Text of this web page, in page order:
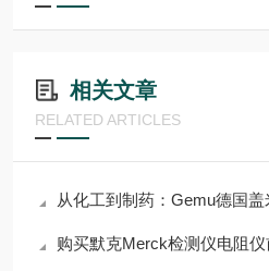
相关文章
RELATED ARTICLES
从化工到制药：Gemu德国盖米阀
购买默克Merck检测仪电阻